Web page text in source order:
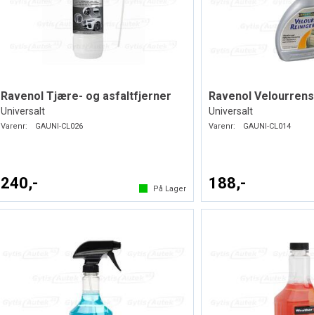
Ravenol Tjære- og asfaltfjerner
Universalt
Varenr: GAUNI-CL026
240,- På Lager
Ravenol Velourrens
Universalt
Varenr: GAUNI-CL014
188,-